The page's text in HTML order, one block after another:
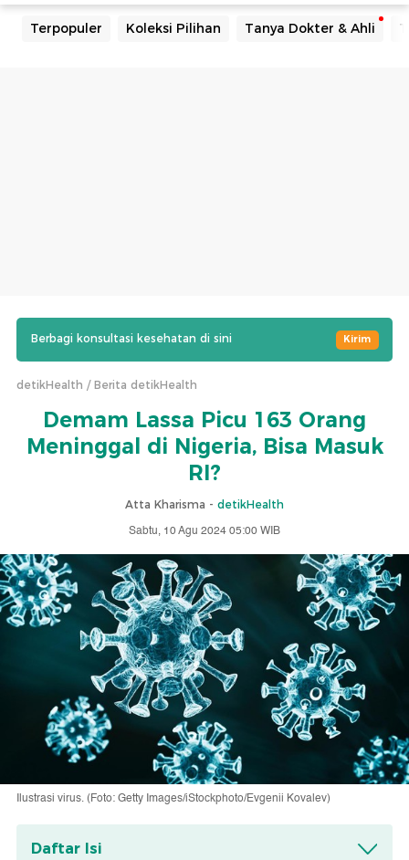
Terpopuler Koleksi Pilihan Tanya Dokter & Ahli
Berbagi konsultasi kesehatan di sini Kirim
detikHealth Berita detikHealth
Demam Lassa Picu 163 Orang
Meninggal di Nigeria, Bisa Masuk
RI?
Atta Kharisma - detikHealth
Sabtu, 10 Agu 2024 05:00 WIB
Ilustrasi virus. (Foto: Getty Images/iStockphoto/Evgenii Kovalev)
Daftar Isi